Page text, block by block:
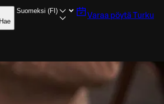
Hae
Varaa pöytä Turku